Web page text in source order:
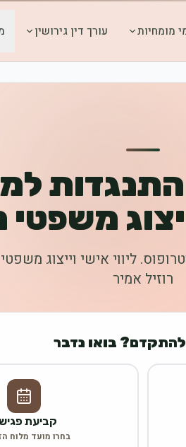
מומחיות עורך דין גירושין
משפטי
ליווי אישי וייצוג
רוזיל אמיר
להתקדם? בואו נדבר
קביעת
בחרו מועד מלוח